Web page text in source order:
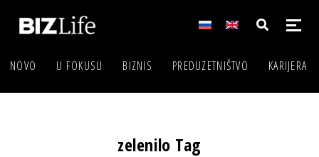
NOVO U FOKUSU BIZNIS PREDUZETNIŠTVO KARIJERA
zelenilo Tag